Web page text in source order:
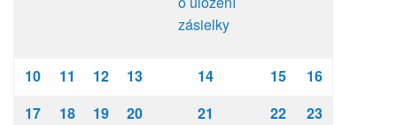
zásielky
10 11 12 13 14 15
16
17
18 19 20 21 22
23